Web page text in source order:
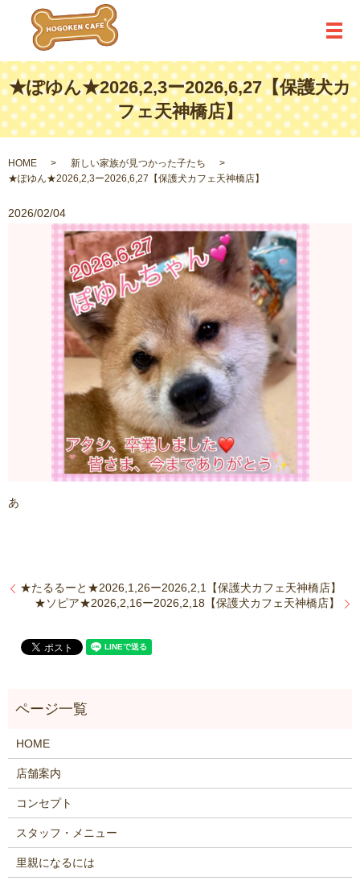
メ
★ぽゆん★2026,2,3ー2026,6,27【保護犬カ
フェ天神橋店】
HOME
新しい家族が見つかった子たち
★ぽゆん★2026,2,3ー2026,6,27【保護犬カフェ天神橋店】
2026/02/04
あ
★たるるーと★2026,1,26ー2026,2,1【保護犬カフェ天神橋店】
★ソピア★2026,2,16ー2026,2,18【保護犬カフェ天神橋店】
HOME
店舗案内
コンセプト
スタッフ・メニュー
里親になるには